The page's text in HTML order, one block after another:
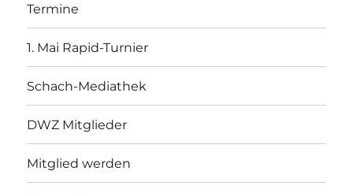
Termine
1. Mai Rapid-Turnier
Schach-Mediathek
DWZ Mitglieder
Mitglied werden